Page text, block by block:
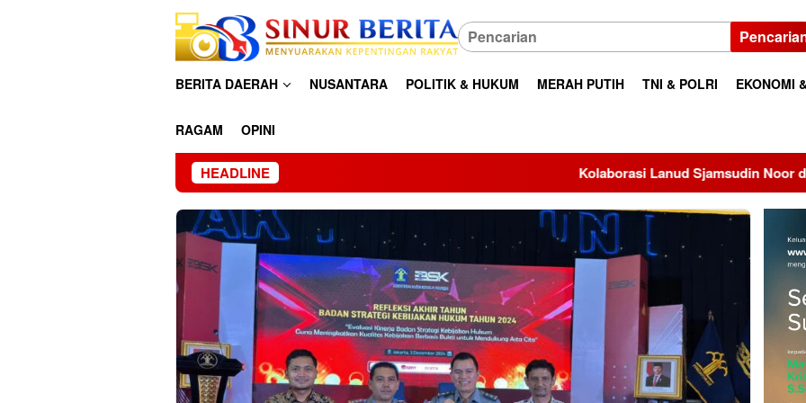
BERITA DAERAH NUSANTARA POLITIK & HUKUM MERAH PUTIH TNI & POLRI EKONOMI
RAGAM OPINI
HEADLINE Kolaborasi Lanud Sjamsudin Noor dan BRI, TK Angkasa